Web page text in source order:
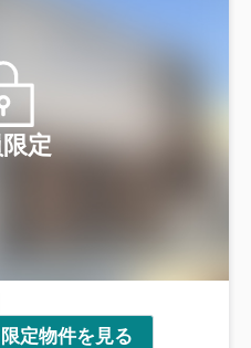
定
定物件を見る